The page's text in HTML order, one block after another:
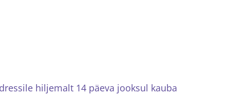
hiljemalt 14 päeva jooksul kauba